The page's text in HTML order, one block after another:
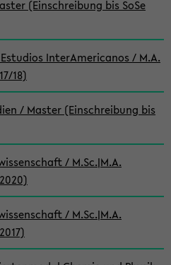
(Einschreibung bis SoSe
InterAmericanos / M.A.
18)
/ Master (Einschreibung bis
/ M.Sc.|M.A.
/ M.Sc.|M.A.